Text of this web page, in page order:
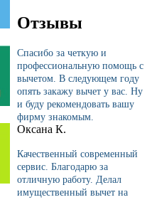
Отзывы
Спасибо за четкую и
профессиональную помощь с
вычетом. В следующем году
опять закажу вычет у вас. Ну
и буду рекомендовать вашу
фирму знакомым.
Оксана К.
Качественный современный
сервис. Благодарю за
отличную работу. Делал
имущественный вычет на